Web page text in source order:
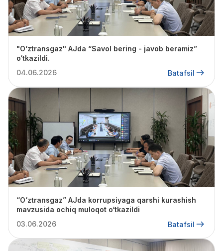
"O‘ztransgaz" AJda “Savol bering - javob beramiz”
o‘tkazildi.
04.06.2026
Batafsil
“O‘ztransgaz” AJda korrupsiyaga qarshi kurashish
mavzusida ochiq muloqot o‘tkazildi
03.06.2026
Batafsil